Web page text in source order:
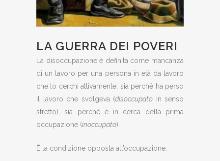
LA GUERRA DEI POVERI
La disoccupazione è definita come mancanza
di un lavoro per una persona in età da lavoro
che lo cerchi attivamente, sia perché ha perso
il lavoro che svolgeva (disoccupato in senso
stretto), sia perché è in cerca della prima
occupazione (inoccupato).
È la condizione opposta all’occupazione.